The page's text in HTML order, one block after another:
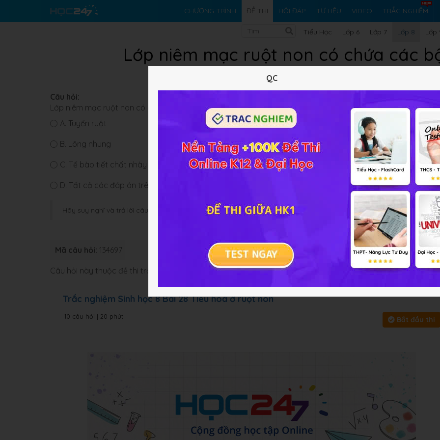
CHƯƠNG TRÌNH ĐỀ THI HỎI ĐÁP TƯ LIỆU VIDEO TRẮC NGHIỆM
Tiểu Học Lớp 6 Lớp 7 Lớp 8 Lớp
Lớp niêm mạc ruột non có chứa các
Câu hỏi:
Lớp niêm mạc ruột non có chứa:
A. Tuyến ruột
B. Lông nhung
C. Tế bào tiết chất nhày
D. Tất cả các đáp án trên
Hãy suy nghĩ và trả lời câu hỏi trước khi HOC247 cung cấp đáp án và lời giải
Mã câu hỏi: 134697 Loại bài: Bài tập Chủ đề : Môn học: Sinh
Câu hỏi này thuộc đề thi trắc nghiệm dưới đây, bấm vàoBắt đầu thi để làm toàn bài
Trắc nghiệm Sinh học 8 Bài 28 Tiêu hoá ở ruột non
10 câu hỏi | 20 phút Bắt đầu thi
QC